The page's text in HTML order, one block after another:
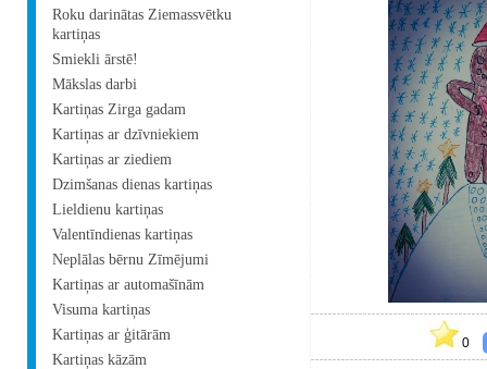
Roku darinātas Ziemassvētku
kartiņas
Smiekli ārstē!
Mākslas darbi
Kartiņas Zirga gadam
Kartiņas ar dzīvniekiem
Kartiņas ar ziediem
Dzimšanas dienas kartiņas
Lieldienu kartiņas
Valentīndienas kartiņas
Neplālas bērnu Zīmējumi
Kartiņas ar automašīnām
Visuma kartiņas
Kartiņas ar ģitārām
Kartiņas kāzām
0